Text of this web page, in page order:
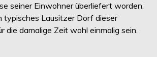
seiner Einwohner überliefert worden.
typisches Lausitzer Dorf dieser
die damalige Zeit wohl einmalig sein.